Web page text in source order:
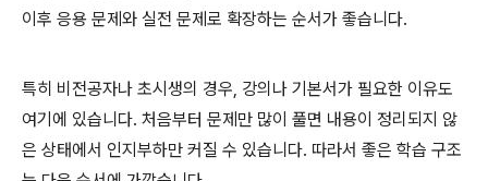
이후 응용 문제와 실전 문제로 확장하는 순서가 좋습니다.
특히 비전공자나 초시생의 경우, 강의나 기본서가 필요한 이유도
여기에 있습니다. 처음부터 문제만 많이 풀면 내용이 정리되지 않
은 상태에서 인지부하만 커질 수 있습니다. 따라서 좋은 학습 구조